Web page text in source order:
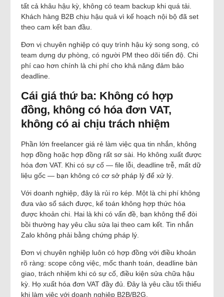
tất cả khâu hậu kỳ, không có team backup khi quá tải.
Khách hàng B2B chịu hậu quả vì kế hoạch nội bộ đã set
theo cam kết ban đầu.
Đơn vị chuyên nghiệp có quy trình hậu kỳ song song, có
team dựng dự phòng, có người PM theo dõi tiến độ. Chi
phí cao hơn chính là chi phí cho khả năng đảm bảo
deadline.
Cái giá thứ ba: Không có hợp
đồng, không có hóa đơn VAT,
không có ai chịu trách nhiệm
Phần lớn freelancer giá rẻ làm việc qua tin nhắn, không
hợp đồng hoặc hợp đồng rất sơ sài. Họ không xuất được
hóa đơn VAT. Khi có sự cố — file lỗi, deadline trễ, mất dữ
liệu gốc — bạn không có cơ sở pháp lý để xử lý.
Với doanh nghiệp, đây là rủi ro kép. Một là chi phí không
đưa vào sổ sách được, kế toán không hợp thức hóa
được khoản chi. Hai là khi có vấn đề, bạn không thể đòi
bồi thường hay yêu cầu sửa lại theo cam kết. Tin nhắn
Zalo không phải bằng chứng pháp lý.
Đơn vị chuyên nghiệp luôn có hợp đồng với điều khoản
rõ ràng: scope công việc, mốc thanh toán, deadline bàn
giao, trách nhiệm khi có sự cố, điều kiện sửa chữa hậu
kỳ. Họ xuất hóa đơn VAT đầy đủ. Đây là yêu cầu tối thiểu
khi làm việc với doanh nghiệp B2B/B2G.